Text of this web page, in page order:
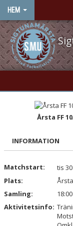
HEM
OM KLUBBEN
KONTAKT
KALENDER
Årsta FF
INFORMATION
Matchstart:
tis
Plats:
Samling:
18:00
Aktivitetsinfo: